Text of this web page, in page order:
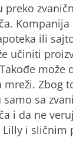
preko
ili
učiniti
može
Zbog
sa
i da ne
Lilly i sličnim